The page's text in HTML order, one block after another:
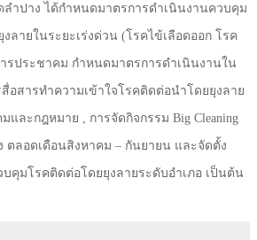
ลำปาง ได้กำหนดมาตรการดำเนินงานควบคุม
ลายในระยะเร่งด่วน (โรคไข้เลือดออก โรค
รประชาคม กำหนดมาตรการดำเนินงานใน
อสารทำความเข้าใจโรคติดต่อนำโดยยุงลาย
และกฎหมาย การจัดกิจกรรม Big Cleaning
ตลอดเดือนสิงหาคม – กันยายน และจัดตั้ง
คุมโรคติดต่อโดยยุงลายระดับอำเภอ เป็นต้น